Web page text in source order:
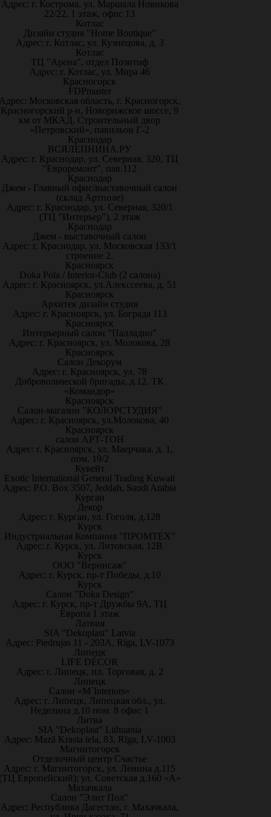
Адрес: г. Кострома, ул. Маршала Новикова
22/22, 1 этаж, офис 13
Котлас
Дизайн студия "Home Boutique"
Адрес: г. Котлас, ул. Кузнецова, д. 3
Котлас
ТЦ "Арена", отдел Позитиф
Адрес: г. Котлас, ул. Мира 46
Красногорск
FDPmaster
Московская область, г. Красногорск,
Красногорский р-н, Новорижское шоссе, 9
км от МКАД. Строительный двор
«Петровский», павильон Г-2
Краснодар
ВСЯЛЕПНИНА.РУ
Адрес: г. Краснодар, ул. Северная, 320, ТЦ
"Евроремонт", пав.112
Краснодар
Джем - Главный офис/выставочный салон
(склад Артполе)
Адрес: г. Краснодар, ул. Северная, 320/1
(ТЦ "Интерьер"), 2 этаж
Краснодар
Джем - выставочный салон
Адрес: г. Краснодар, ул. Московская 133/1
строение 2.
Красноярск
Doka Pola / Interior-Club (2 салона)
Адрес: г. Красноярск, ул.Алекссеева, д. 51
Красноярск
Архитек дизайн студия
Адрес: г. Красноярск, ул. Бограда 113
Красноярск
Интерьерный салон "Палладио"
Адрес: г. Красноярск, ул. Молокова, 28
Красноярск
Салон Декорум
Адрес: г. Красноярск, ул. 78
Добровольческой бригады, д.12, ТК
«Командор»
Красноярск
Салон-магазин "КОЛОРСТУДИЯ"
Адрес: г. Красноярск, ул.Молокова, 40
Красноярск
салон АРТ-ТОН
Адрес: г. Красноярск, ул. Маерчака, д. 1,
пом. 19/2
Кувейт
Exotic International General Trading Kuwait
Адрес: P.O. Box 3507, Jeddah, Saudi Arabia
Курган
Декор
Адрес: г. Курган, ул. Гоголя, д.128
Курск
Индустриальная Компания "ПРОМТЕХ"
Адрес: г. Курск, ул. Литовская, 12В
Курск
ООО "Вернисаж"
Адрес: г. Курск, пр-т Победы, д.10
Курск
Салон "Doka Design"
Адрес: г. Курск, пр-т Дружбы 9А, ТЦ
Европа 1 этаж
Латвия
SIA "Dekoplast" Latvia
Адрес: Piedrujas 11 - 203A, Riga, LV-1073
Липецк
LIFE DÉCOR
Адрес: г. Липецк, пл. Торговая, д. 2
Липецк
Салон «M`Interiors»
Адрес: г. Липецк, Липецкая обл., ул.
Неделина д.10 пом. 8 офис 1
Литва
SIA "Dekoplast" Lithuania
Адрес: Mazā Krasta iela, 83, Rīga, LV-1003
Магнитогорск
Отделочный центр Счастье
Адрес: г. Магнитогорск, ул. Ленина д.115
Европейский); ул. Советская д.160 «А»
Махачкала
Салон "Элит Пол"
Адрес: Республика Дагестан, г. Махачкала,